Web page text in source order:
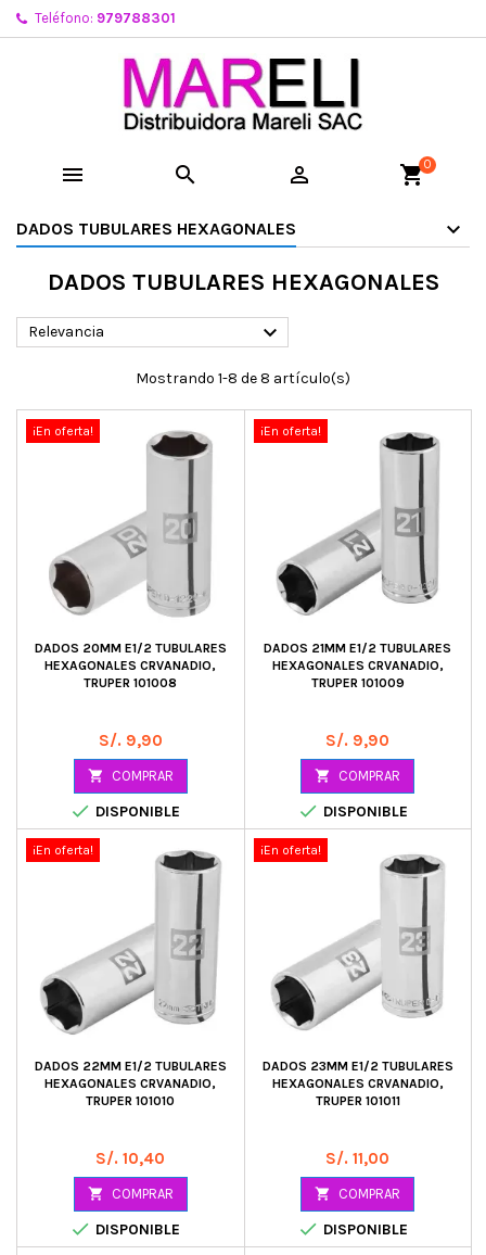
Teléfono: 979788301
   shopping_cart0
DADOS TUBULARES HEXAGONALES
DADOS TUBULARES HEXAGONALES
Relevancia 
Mostrando 1-8 de 8 artículo(s)
¡En oferta!
DADOS 20MM E1/2 TUBULARES
HEXAGONALES CRVANADIO,
TRUPER 101008
Precio
S/. 9,90
 COMPRAR
 DISPONIBLE
¡En oferta!
DADOS 21MM E1/2 TUBULARES
HEXAGONALES CRVANADIO,
TRUPER 101009
Precio
S/. 9,90
 COMPRAR
 DISPONIBLE
¡En oferta!
DADOS 22MM E1/2 TUBULARES
HEXAGONALES CRVANADIO,
TRUPER 101010
Precio
S/. 10,40
 COMPRAR
 DISPONIBLE
¡En oferta!
DADOS 23MM E1/2 TUBULARES
HEXAGONALES CRVANADIO,
TRUPER 101011
Precio
S/. 11,00
 COMPRAR
 DISPONIBLE